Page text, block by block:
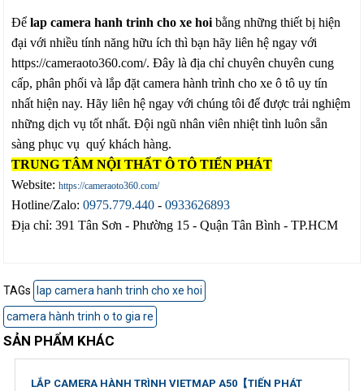
Đểlap camera hanh trinh cho xe hoibằng những thiết bị hiện
đại với nhiều tính năng hữu ích thì bạn hãy liên hệ ngay với
https://cameraoto360.com/. Đây là địa chỉ chuyên chuyên cung
cấp, phân phối và lắp đặt camera hành trình cho xe ô tô uy tín
nhất hiện nay. Hãy liên hệ ngay với chúng tôi để được trải nghiệm
những dịch vụ tốt nhất. Đội ngũ nhân viên nhiệt tình luôn sẵn
sàng phục vụ quý khách hàng.
TRUNG TÂM NỘI THẤT Ô TÔ TIẾN PHÁT
Website:https://cameraoto360.com/
Hotline/Zalo:0975.779.440 -0933626893
Địa chỉ: 391 Tân Sơn - Phường 15 - Quận Tân Bình - TP.HCM
TAGs
lap camera hanh trinh cho xe hoi
camera hành trinh o to gia re
SẢN PHẨM KHÁC
LẮP CAMERA HÀNH TRÌNH VIETMAP A50【TIẾN PHÁT